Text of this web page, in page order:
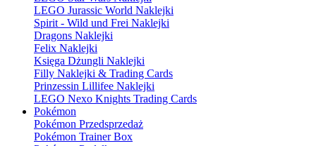
LEGO Jurassic World Naklejki
Spirit - Wild und Frei Naklejki
Dragons Naklejki
Felix Naklejki
Księga Dżungli Naklejki
Filly Naklejki & Trading Cards
Prinzessin Lillifee Naklejki
LEGO Nexo Knights Trading Cards
Pokémon
Pokémon Przedsprzedaż
Pokémon Trainer Box